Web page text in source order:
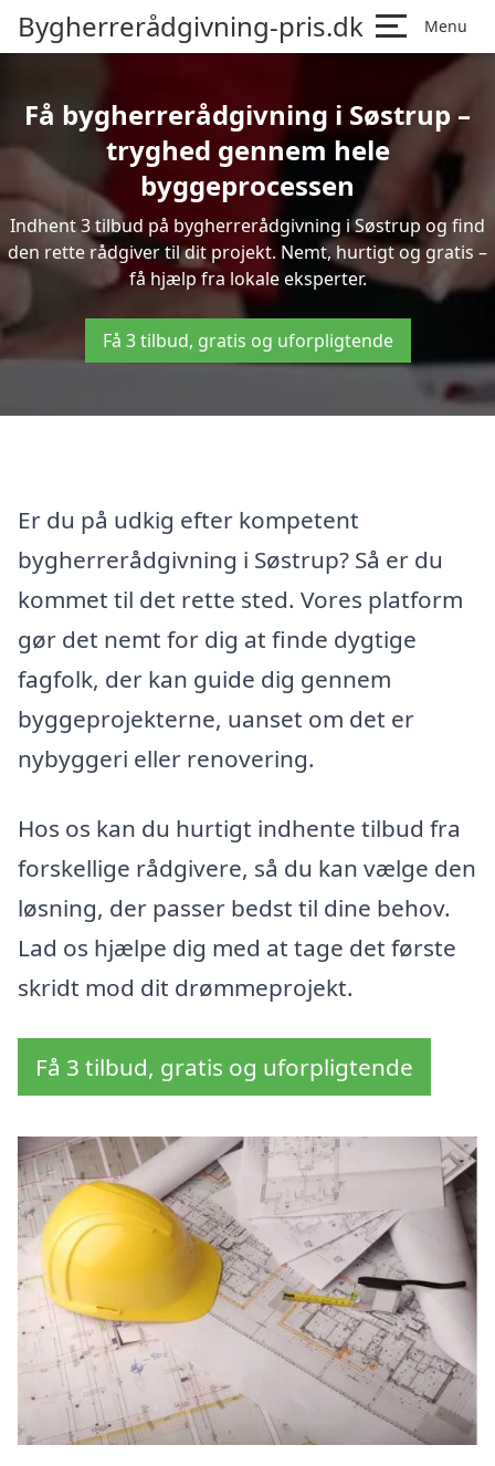
Bygherrerådgivning-pris.dk Menu
Få bygherrerådgivning i Søstrup –
tryghed gennem hele
byggeprocessen
Indhent 3 tilbud på bygherrerådgivning i Søstrup og find
den rette rådgiver til dit projekt. Nemt, hurtigt og gratis –
få hjælp fra lokale eksperter.
Få 3 tilbud, gratis og uforpligtende
Er du på udkig efter kompetent
bygherrerådgivning i Søstrup? Så er du
kommet til det rette sted. Vores platform
gør det nemt for dig at finde dygtige
fagfolk, der kan guide dig gennem
byggeprojekterne, uanset om det er
nybyggeri eller renovering.
Hos os kan du hurtigt indhente tilbud fra
forskellige rådgivere, så du kan vælge den
løsning, der passer bedst til dine behov.
Lad os hjælpe dig med at tage det første
skridt mod dit drømmeprojekt.
Få 3 tilbud, gratis og uforpligtende